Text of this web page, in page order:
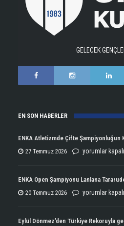
GELECEK
EN SON HABERLER
ENKA Atletizmde Çifte Şampiyonluğun
27 Temmuz 2026
ENKA
Çifte
Şampiyonluğun
yorumlar kapalı
ENKA Open Şampiyonu Lanlana
20 Temmuz 2026
ENKA
Şampiyonu
yorumlar kapalı
Eylül Dönmez’den Türkiye Rekoruyla